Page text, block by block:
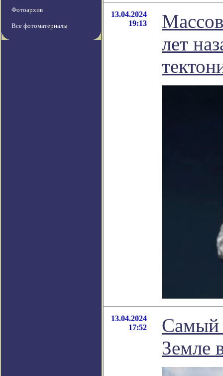
Фотоархив
Все фотоматериалы
13.04.2024
19:13
лет
13.04.2024
17:52
Самый
Земле